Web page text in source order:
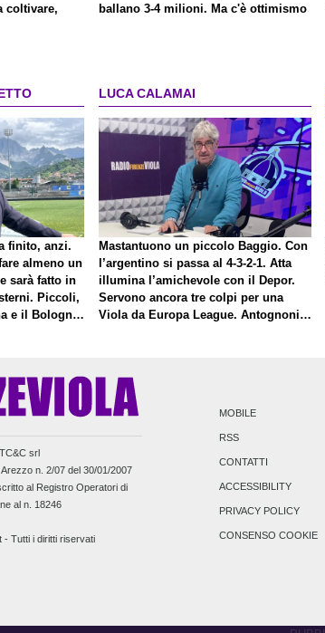
coltivare,
ballano 3-4 milioni. Ma c'è ottimismo
finito, anzi.
almeno un
sarà fatto in
Piccoli,
e il Bologna:
LUCA CALAMAI
Mastantuono un piccolo Baggio. Con
l’argentino si passa al 4-3-2-1. Atta
illumina l’amichevole con il Depor.
Servono ancora tre colpi per una
Viola da Europa League. Antognoni,
srl
n. 2/07 del 30/01/2007
al Registro Operatori di
al n. 18246
- Tutti i diritti riservati
MOBILE
RSS
CONTATTI
ACCESSIBILITY
PRIVACY POLICY
CONSENSO COOKIE